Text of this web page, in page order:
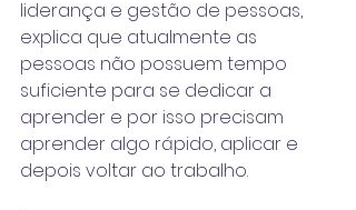
liderança e gestão de pessoas,
explica que atualmente as
pessoas não possuem tempo
suficiente para se dedicar a
aprender e por isso precisam
aprender algo rápido, aplicar e
depois voltar ao trabalho.